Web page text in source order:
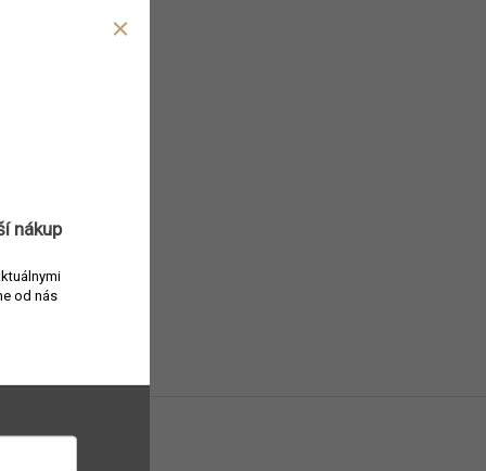
ruža, šalvia,
nákup
od nás